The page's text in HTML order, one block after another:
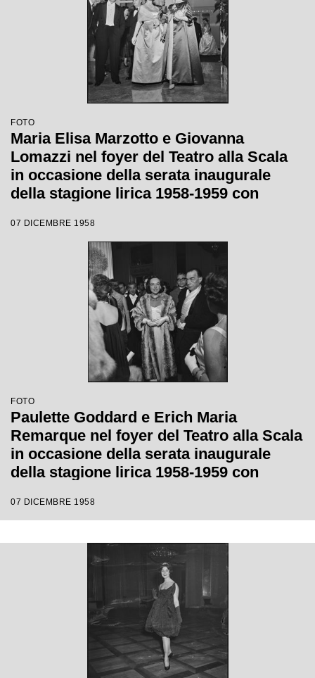
FOTO
Maria Elisa Marzotto e Giovanna
Lomazzi nel foyer del Teatro alla Scala
in occasione della serata inaugurale
della stagione lirica 1958-1959 con
diretta da Antonino Votto con la regia di
Margherita Wallmann
07 DICEMBRE 1958
FOTO
Paulette Goddard e Erich Maria
Remarque nel foyer del Teatro alla Scala
in occasione della serata inaugurale
della stagione lirica 1958-1959 con
diretta da Antonino Votto con la regia di
07 DICEMBRE 1958